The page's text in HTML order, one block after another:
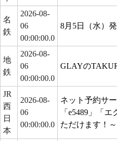
名
鉄
2026-08-
06
00:00:00.0
8月5日（水）
地
鉄
2026-08-
06
00:00:00.0
GLAYの
JR
西
日
本
2026-08-
06
00:00:00.0
ネット予約サ
「e5489」「
ただけます！～